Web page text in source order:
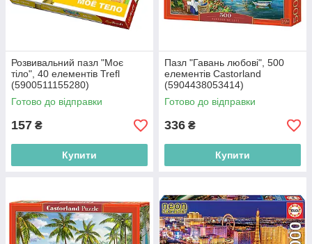
Розвивальний пазл "Моє
тіло", 40 елементів Trefl
(5900511155280)
Готово до відправки
157 ₴
Купити
Пазл "Гавань любові", 500
елементів Castorland
(5904438053414)
Готово до відправки
336 ₴
Купити